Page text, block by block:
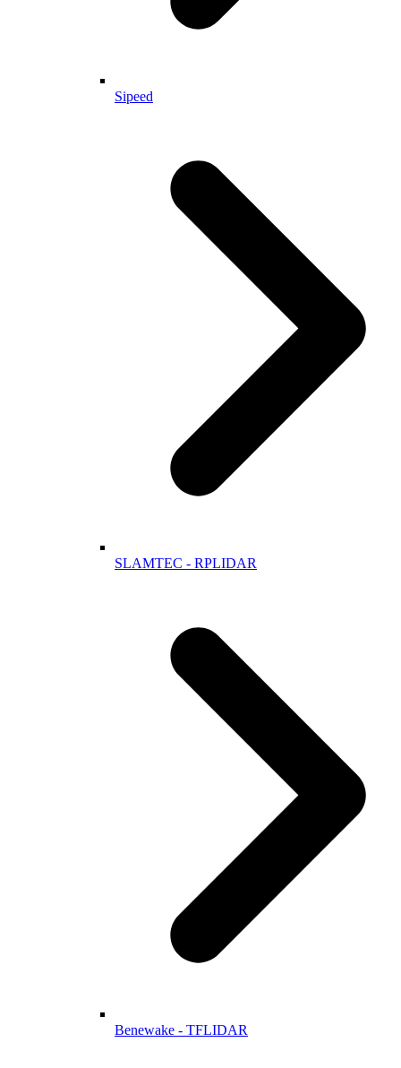
Sipeed
SLAMTEC - RPLIDAR
Benewake - TFLIDAR